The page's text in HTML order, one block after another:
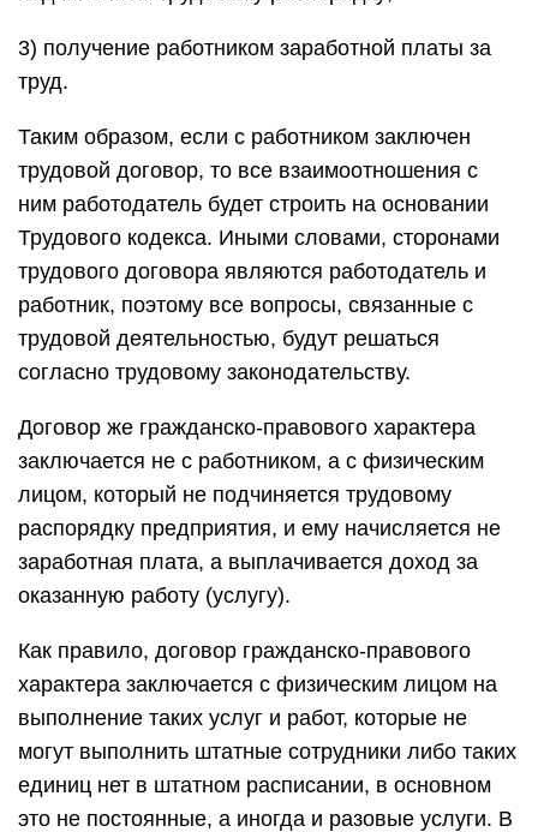
3) получение работником заработной платы за
труд.
Таким образом, если с работником заключен
трудовой договор, то все взаимоотношения с
ним работодатель будет строить на основании
Трудового кодекса. Иными словами, сторонами
трудового договора являются работодатель и
работник, поэтому все вопросы, связанные с
трудовой деятельностью, будут решаться
согласно трудовому законодательству.
Договор же гражданско-правового характера
заключается не с работником, а с физическим
лицом, который не подчиняется трудовому
распорядку предприятия, и ему начисляется не
заработная плата, а выплачивается доход за
оказанную работу (услугу).
Как правило, договор гражданско-правового
характера заключается с физическим лицом на
выполнение таких услуг и работ, которые не
могут выполнить штатные сотрудники либо таких
единиц нет в штатном расписании, в основном
это не постоянные, а иногда и разовые услуги. В